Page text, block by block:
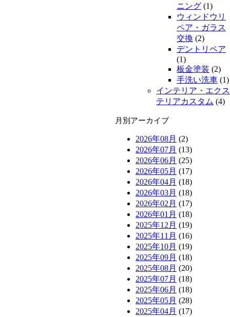
ニング (1)
ウィンドウリ
ペア・ガラス
交換 (2)
デントリペア
(1)
板金塗装 (2)
手洗い洗車 (1)
インテリア・エクス
テリアカスタム (4)
月別アーカイブ
2026年08月 (2)
2026年07月 (13)
2026年06月 (25)
2026年05月 (17)
2026年04月 (18)
2026年03月 (18)
2026年02月 (17)
2026年01月 (18)
2025年12月 (19)
2025年11月 (16)
2025年10月 (19)
2025年09月 (18)
2025年08月 (20)
2025年07月 (18)
2025年06月 (18)
2025年05月 (28)
2025年04月 (17)